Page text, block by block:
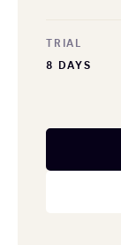
TRIAL
8 DAYS